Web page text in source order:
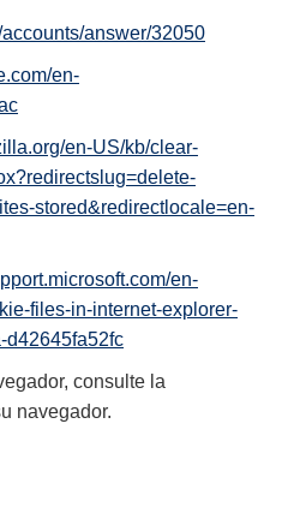
answer/32050
en-
en-US/kb/clear-
stored&redirectlocale=en-
en-
files-in-internet-explorer-
d42645fa52fc
consulte la
navegador.